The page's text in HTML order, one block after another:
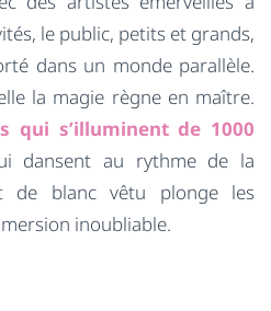
le public, petits et grands,
dans un monde parallèle.
la magie règne en maître.
qui s’illuminent de 1000
dansent au rythme de la
de blanc vêtu plonge les
inoubliable.